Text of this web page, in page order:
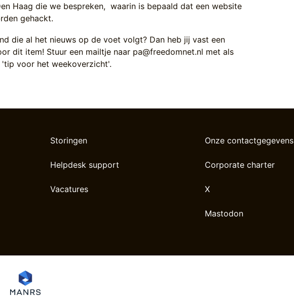
Haag die we bespreken, waarin is bepaald dat een website
gehackt.
die al het nieuws op de voet volgt? Dan heb jij vast een
dit item! Stuur een mailtje naar pa@freedomnet.nl met als
'tip voor het weekoverzicht'.
Storingen
Helpdesk support
Vacatures
Onze contactgegevens
Corporate charter
X
Mastodon